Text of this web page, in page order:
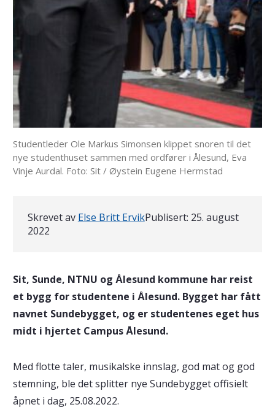
Studentleder Ole Markus Simonsen klippet snoren til det
nye studenthuset sammen med ordfører i Ålesund, Eva
Vinje Aurdal. Foto: Sit / Øystein Eugene Hermstad
Skrevet av Else Britt ErvikPublisert: 25. august
2022
Sit, Sunde, NTNU og Ålesund kommune har reist
et bygg for studentene i Ålesund. Bygget har fått
navnet Sundebygget, og er studentenes eget hus
midt i hjertet Campus Ålesund.
Med flotte taler, musikalske innslag, god mat og god
stemning, ble det splitter nye Sundebygget offisielt
åpnet i dag, 25.08.2022.